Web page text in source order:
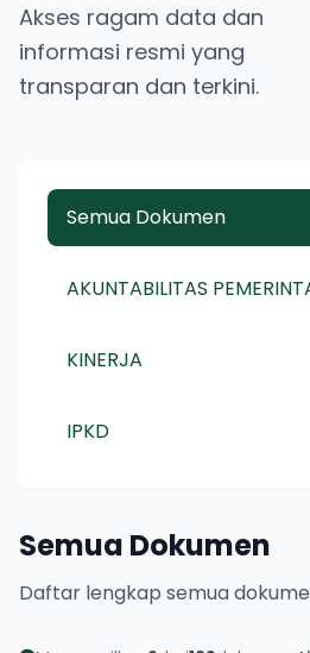
Akses ragam data dan
informasi resmi yang
transparan dan terkini.
Semua Dokumen
AKUNTABILITAS
KINERJA
IPKD
Semua Dokumen
Daftar lengkap semua